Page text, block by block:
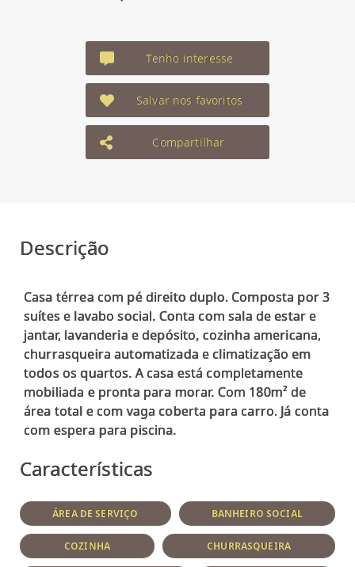
Tenho interesse
Salvar nos favoritos
Compartilhar
Descrição
Casa térrea com pé direito duplo. Composta por 3
suítes e lavabo social. Conta com sala de estar e
jantar, lavanderia e depósito, cozinha americana,
churrasqueira automatizada e climatização em
todos os quartos. A casa está completamente
mobiliada e pronta para morar. Com 180m² de
área total e com vaga coberta para carro. Já conta
Características
ÁREA DE SERVIÇO BANHEIRO SOCIAL
COZINHA CHURRASQUEIRA